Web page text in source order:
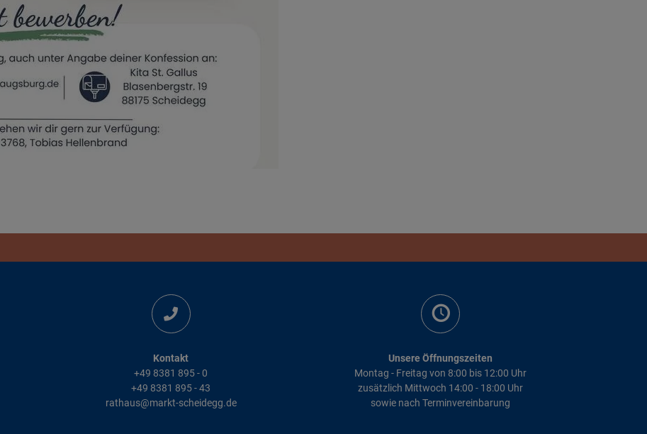
Kontakt
+49 8381 895 - 0
+49 8381 895 - 43
rathaus@markt-scheidegg.de
Unsere Öffnungszeiten
Montag - Freitag von 8:00 bis 12:00 Uhr
zusätzlich Mittwoch 14:00 - 18:00 Uhr
sowie nach Terminvereinbarung